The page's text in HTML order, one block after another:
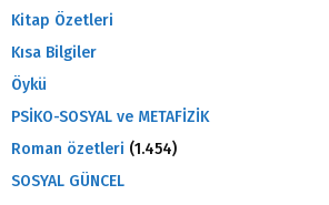
Kitap Özetleri
Kısa Bilgiler
Öykü
PSİKO-SOSYAL ve METAFİZİK
Roman özetleri (1.454)
SOSYAL GÜNCEL